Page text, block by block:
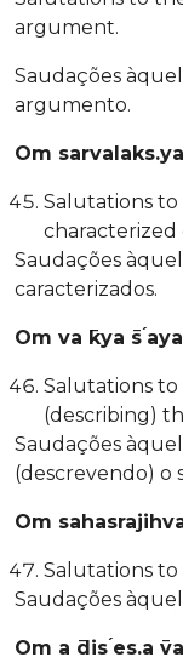
argument.
Saudações
argumento.
Om
Salutations to
characterized
Saudações
caracterizados.
Om va ̄kya ̄s
Salutations to
(describing)
Saudações
(descrevendo) o
Om
Salutations
Saudações
Om a ̄dis ́es.a